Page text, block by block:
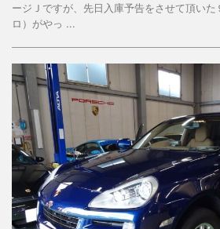
ージＪですが、先日入庫予告をさせて頂いた
ロ）がやっ ...